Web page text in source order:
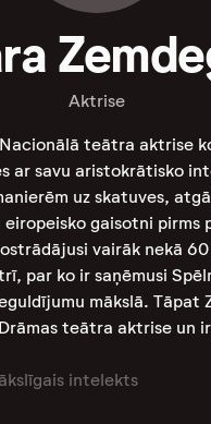
Aktrise
teātra aktrise
ar savu aristokrātisko
uz skatuves,
eiropeisko gaisotni pirms
vairāk nekā
par ko ir saņēmusi
mākslā. Tāpat
teātra aktrise un
intelekts